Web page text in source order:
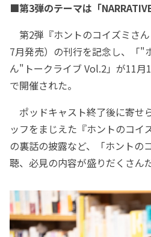
■第3弾のテーマは「NARRATIVE
第2弾『ホントのコイズミさ
7月発売）の刊行を記念し、「"
ん"トークライブ Vol.2」が11月
で開催された。
ポッドキャスト終了後に寄せ
ッフをまじえた『ホントのコイ
の裏話の披露など、「ホントの
聴、必見の内容が盛りだくさん